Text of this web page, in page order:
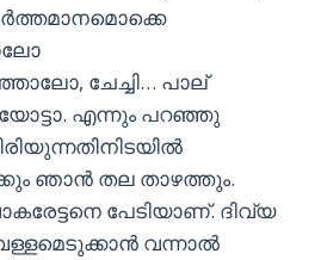
ചേച്ചി… പാല്
എന്നും പറഞ്ഞു
ഞാൻ തല താഴത്തും.
പേടിയാണ്. ദിവ്യ
വന്നാൽ